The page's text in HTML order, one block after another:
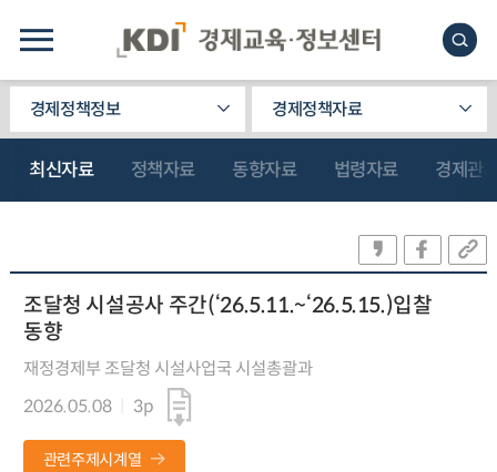
경제정책정보 경제정책자료
최신자료 정책자료 동향자료 법령자료 경제관
조달청 시설공사 주간(‘26.5.11.~‘26.5.15.)입찰
동향
재정경제부 조달청 시설사업국 시설총괄과
2026.05.08
3p
관련주제시계열